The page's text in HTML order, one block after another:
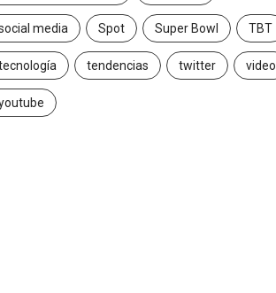
media Spot Super Bowl TBT
tendencias twitter video